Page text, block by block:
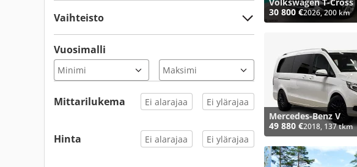
Vaihteisto
Vuosimalli
Mittarilukema
Hinta
30 800 €2026, 200 km
Mercedes-Benz V
49 880 €2018, 137 tkm